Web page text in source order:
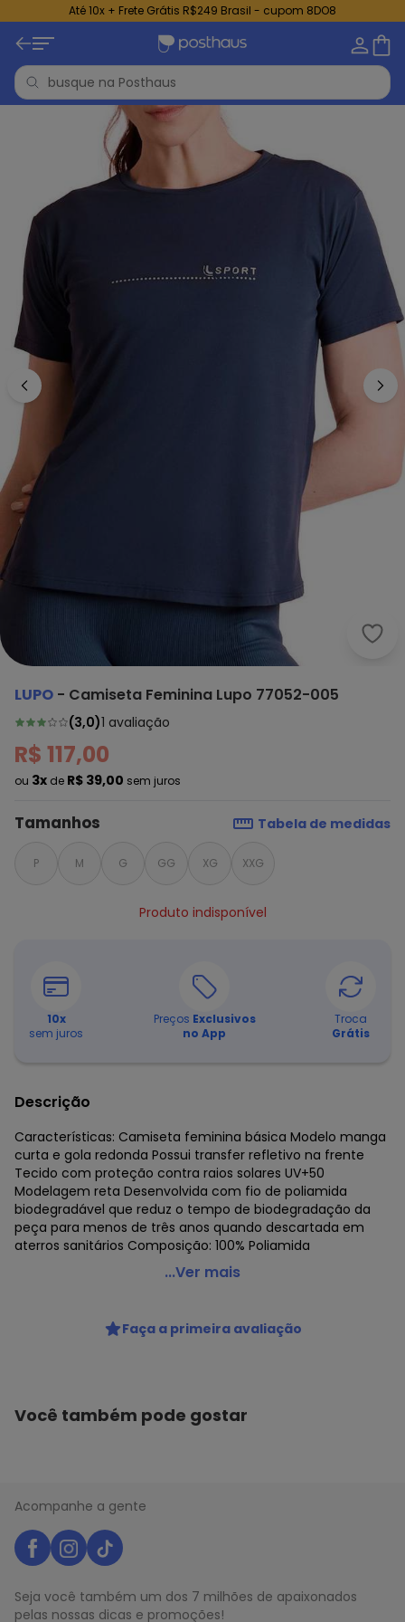
Até 10x + Frete Grátis R$249 Brasil - cupom 8DO8
LUPO - Camiseta Feminina Lupo 77052-005
(3,0)1 avaliação
R$ 117,00
ou 3x de R$ 39,00 sem juros
Tamanhos Tabela de medidas
P M G GG XG XXG
Produto indisponível
10x
sem juros
Preços Exclusivos
no App
Troca
Grátis
Descrição
Características: Camiseta feminina básica Modelo manga
curta e gola redonda Possui transfer refletivo na frente
Tecido com proteção contra raios solares UV+50
Modelagem reta Desenvolvida com fio de poliamida
biodegradável que reduz o tempo de biodegradação da
peça para menos de três anos quando descartada em
aterros sanitários Composição: 100% Poliamida
Lupo - Camiseta Feminina Lupo 77052-005
Colecao : RUNNING
...Ver mais
Faça a primeira avaliação
Você também pode gostar
Acompanhe a gente
Seja você também um dos 7 milhões de apaixonados
pelas nossas dicas e promoções!